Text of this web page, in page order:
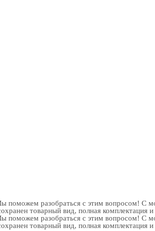
поможем разобраться с этим вопросом! С
товарный вид, полная комплектация и
поможем разобраться с этим вопросом! С
товарный вид, полная комплектация и